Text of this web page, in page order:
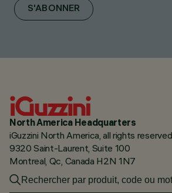
S'ABONNER
North America Headquarters
iGuzzini North America, all rights reserved
9320 Saint-Laurent, Suite 100
Montreal, Qc, Canada H2N 1N7